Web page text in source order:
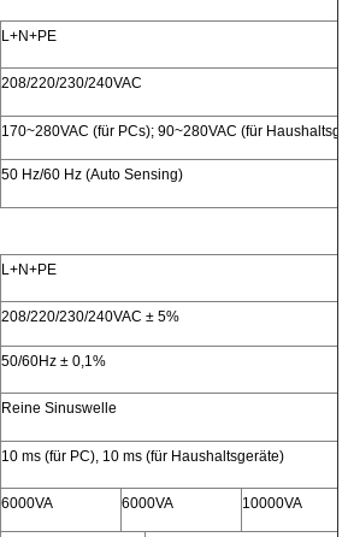
L+N+PE
208/220/230/240VAC
170~280VAC (für PCs); 90~280VAC (für
50 Hz/60 Hz (Auto Sensing)
L+N+PE
208/220/230/240VAC ± 5%
50/60Hz ± 0,1%
Reine Sinuswelle
10 ms (für PC), 10 ms (für Haushaltsgeräte)
6000VA 6000VA 10000VA